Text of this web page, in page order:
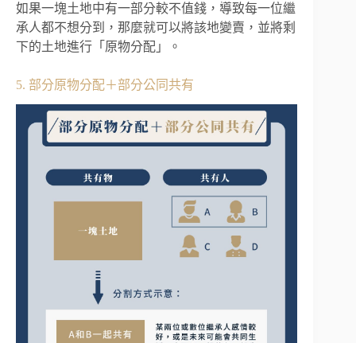
如果一塊土地中有一部分較不值錢，導致每一位繼
承人都不想分到，那麼就可以將該地變賣，並將剩
下的土地進行「原物分配」。
5. 部分原物分配＋部分公同共有